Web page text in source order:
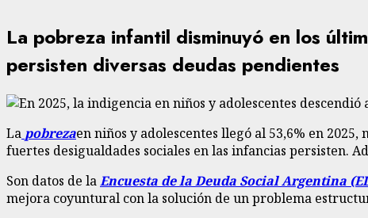
La pobreza infantil disminuyó en los
persisten diversas deudas pendientes
La pobrezaen niños y adolescentes llegó al 53,6% en
fuertes desigualdades sociales en las infancias persisten.
Son datos de laEncuesta de la Deuda Social Argentina
mejora coyuntural con la solución de un problema